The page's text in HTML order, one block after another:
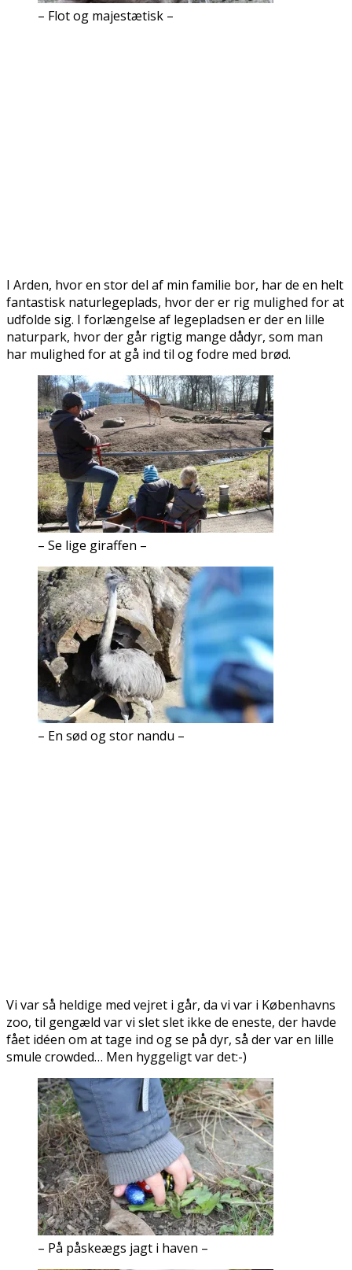
– Flot og majestætisk –
I Arden, hvor en stor del af min familie bor, har de en helt
fantastisk naturlegeplads, hvor der er rig mulighed for at
udfolde sig. I forlængelse af legepladsen er der en lille
naturpark, hvor der går rigtig mange dådyr, som man
har mulighed for at gå ind til og fodre med brød.
– Se lige giraffen –
– En sød og stor nandu –
Vi var så heldige med vejret i går, da vi var i Københavns
zoo, til gengæld var vi slet slet ikke de eneste, der havde
fået idéen om at tage ind og se på dyr, så der var en lille
smule crowded… Men hyggeligt var det:-)
– På påskeægs jagt i haven –